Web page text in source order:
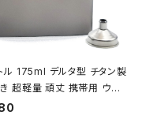
ル 175ml デルタ型 チタン製
超軽量 頑丈 携帯用 ウイ
トル ヒップフラスコ 水筒 ソ